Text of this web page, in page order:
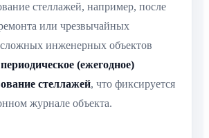
стеллажей, например, после
или чрезвычайных
инженерных объектов
периодическое (ежегодное)
стеллажей, что фиксируется
журнале объекта.